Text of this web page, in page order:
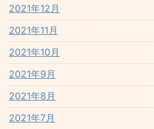
2021年12月
2021年11月
2021年10月
2021年9月
2021年8月
2021年7月